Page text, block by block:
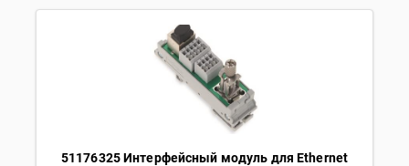
51176325 Интерфейсный модуль для Ethernet